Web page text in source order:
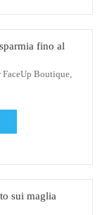
fino al
Boutique,
sui maglia